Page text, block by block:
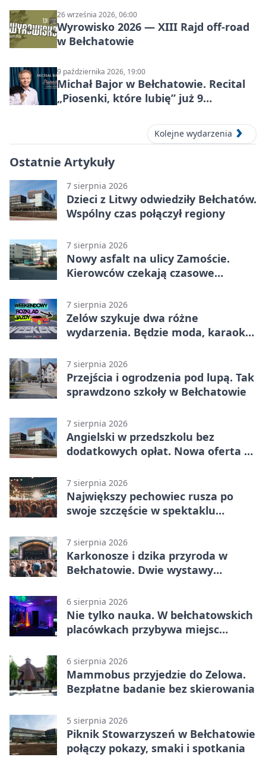
26 września 2026, 06:00
Wyrowisko 2026 — XIII Rajd off‑road
w Bełchatowie
9 października 2026, 19:00
Michał Bajor w Bełchatowie. Recital
„Piosenki, które lubię” już 9
Kolejne wydarzenia
Ostatnie Artykuły
7 sierpnia 2026
Dzieci z Litwy odwiedziły Bełchatów.
Wspólny czas połączył regiony
7 sierpnia 2026
Nowy asfalt na ulicy Zamoście.
Kierowców czekają czasowe
7 sierpnia 2026
Zelów szykuje dwa różne
wydarzenia. Będzie moda, karaoke
7 sierpnia 2026
Przejścia i ogrodzenia pod lupą. Tak
sprawdzono szkoły w Bełchatowie
7 sierpnia 2026
Angielski w przedszkolu bez
dodatkowych opłat. Nowa oferta w
7 sierpnia 2026
Największy pechowiec rusza po
swoje szczęście w spektaklu
7 sierpnia 2026
Karkonosze i dzika przyroda w
Bełchatowie. Dwie wystawy
6 sierpnia 2026
Nie tylko nauka. W bełchatowskich
placówkach przybywa miejsc
6 sierpnia 2026
Mammobus przyjedzie do Zelowa.
Bezpłatne badanie bez skierowania
5 sierpnia 2026
Piknik Stowarzyszeń w Bełchatowie
połączy pokazy, smaki i spotkania